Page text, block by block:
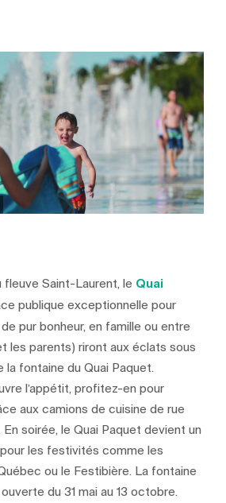
Saint-Laurent, le Quai
publique exceptionnelle pour
pur bonheur, en famille ou entre
les parents) riront aux éclats sous
la fontaine du Quai Paquet.
l’appétit, profitez-en pour
aux camions de cuisine de rue
soirée, le Quai Paquet devient un
les festivités comme les
ou le Festibière. La fontaine
du 31 mai au 13 octobre.